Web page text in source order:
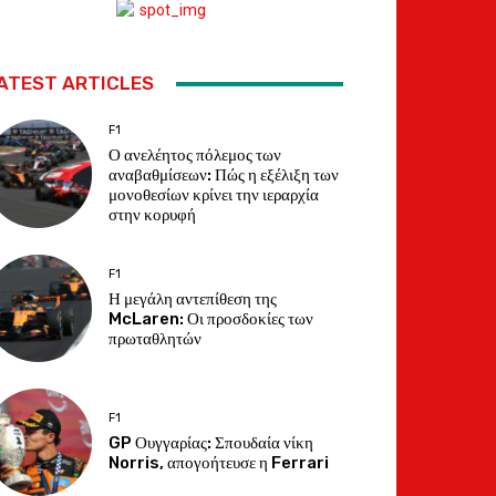
ARTICLES
F1
Ο ανελέητος πόλεμος των
αναβαθμίσεων: Πώς η εξέλιξη των
μονοθεσίων κρίνει την ιεραρχία
στην κορυφή
F1
Η μεγάλη αντεπίθεση της
McLaren: Οι προσδοκίες των
πρωταθλητών
F1
GP Ουγγαρίας: Σπουδαία νίκη
Norris, απογοήτευσε η Ferrari